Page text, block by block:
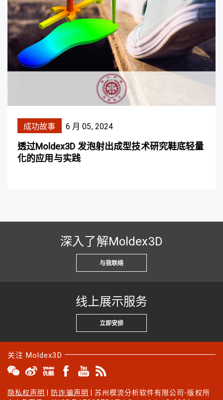
成功故事 6 月 05, 2024
透过Moldex3D 发泡射出成型技术研究鞋底轻量
化的应用与实践
深入了解Moldex3D
与我联络
线上展示服务
立即安排
关注 Moldex3D
隐私权声明 防诈骗声明
| 苏州模流分析软件有限公司-版权所